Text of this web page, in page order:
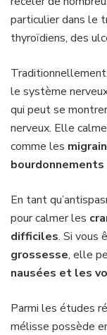
particulier dans le
thyroïdiens, des
le système
qui peut se
nerveux. Elle
comme les
bourdonnements
En tant
pour calmer les
difficiles. Si vous
grossesse, elle
nausées et les
Parmi les études
mélisse possède